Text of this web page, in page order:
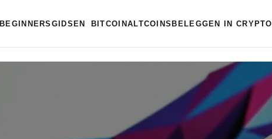
BEGINNERSGIDSEN BITCOIN ALTCOINS BELEGGEN IN CRYPTO